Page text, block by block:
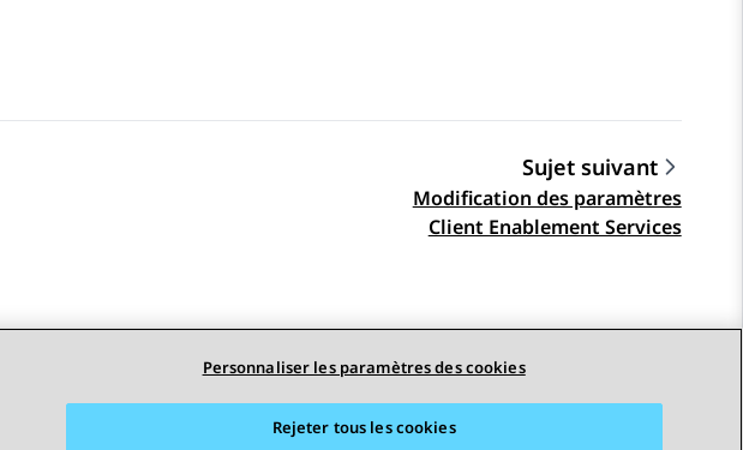
Sujet suivant
Modification des paramètres
Client Enablement Services
Personnaliser les paramètres des cookies
Rejeter tous les cookies